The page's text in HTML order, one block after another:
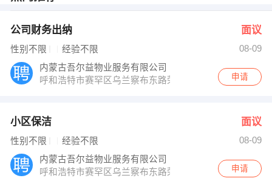
贾经理 发布 [电气运行主操 ] 招聘信息
【北京麦可口食品有限公司呼和浩特分公司 】 强势入驻
公司财务出纳 面议
性别不限 经验不限
08-09
内蒙古吾尔益物业服务有限公司
呼和浩特市赛罕区乌兰察布东路荣胜大厦
申请
小区保洁 面议
性别不限 经验不限
08-09
内蒙古吾尔益物业服务有限公司
呼和浩特市赛罕区乌兰察布东路荣胜大厦
申请